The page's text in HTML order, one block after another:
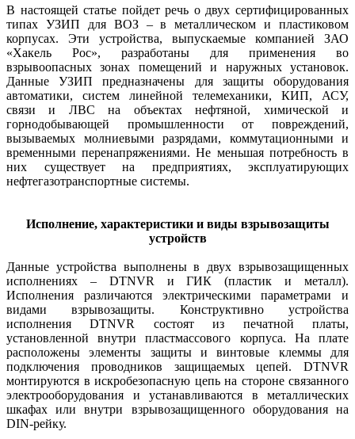
В настоящей статье пойдет речь о двух сертифицированных
типах УЗИП для ВОЗ – в металлическом и пластиковом
корпусах. Эти устройства, выпускаемые компанией ЗАО
«Хакель Рос», разработаны для применения во
взрывоопасных зонах помещений и наружных установок.
Данные УЗИП предназначены для защиты оборудования
автоматики, систем линейной телемеханики, КИП, АСУ,
связи и ЛВС на объектах нефтяной, химической и
горнодобывающей промышленности от повреждений,
вызываемых молниевыми разрядами, коммутационными и
временными перенапряжениями. Не меньшая потребность в
них существует на предприятиях, эксплуатирующих
нефтегазотранспортные системы.
Исполнение, характеристики и виды взрывозащиты
устройств
Данные устройства выполнены в двух взрывозащищенных
исполнениях – DTNVR и ГИК (пластик и металл).
Исполнения различаются электрическими параметрами и
видами взрывозащиты. Конструктивно устройства
исполнения DTNVR состоят из печатной платы,
установленной внутри пластмассового корпуса. На плате
расположены элементы защиты и винтовые клеммы для
подключения проводников защищаемых цепей. DTNVR
монтируются в искробезопасную цепь на стороне связанного
электрооборудования и устанавливаются в металлических
шкафах или внутри взрывозащищенного оборудования на
DIN-рейку.